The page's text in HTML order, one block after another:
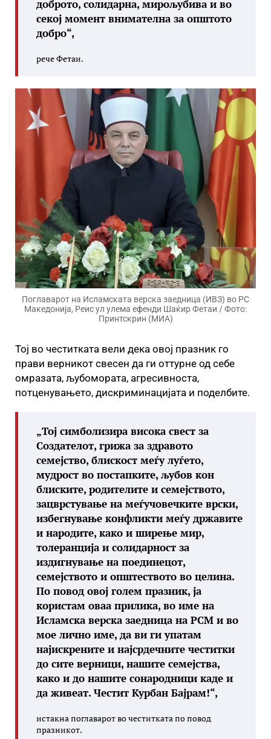
доброто, солидарна, мирољубива и во
секој момент внимателна за општото
добро“,
рече Фетаи.
Поглаварот на Исламската верска заедница (ИВЗ) во РС
Македонија, Реис ул улема ефенди Шаќир Фетаи / Фото:
Принтскрин (МИА)
Тој во честитката вели дека овој празник го
прави верникот свесен да ги оттурне од себе
омразата, љубомората, агресивноста,
потценувањето, дискриминацијата и поделбите.
„Тој симболизира висока свест за
Создателот, грижа за здравото
семејство, блискост меѓу луѓето,
мудрост во постапките, љубов кон
блиските, родителите и семејството,
зацврстување на меѓучовечките врски,
избегнување конфликти меѓу државите
и народите, како и ширење мир,
толеранција и солидарност за
издигнување на поединецот,
семејството и општеството во целина.
По повод овој голем празник, ја
користам оваа прилика, во име на
Исламска верска заедница на РСМ и во
мое лично име, да ви ги упатам
најискрените и најсрдечните честитки
до сите верници, нашите семејства,
како и до нашите сонародници каде и
да живеат. Честит Курбан Бајрам!“,
истакна поглаварот во честитката по повод
празникот.